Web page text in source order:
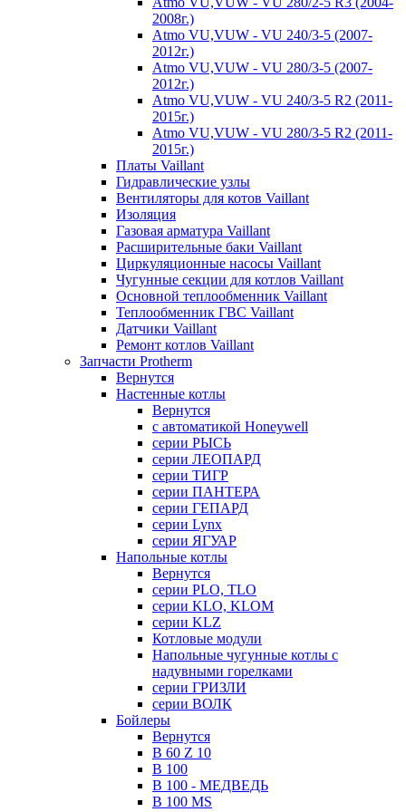
2008г.)
Atmo VU,VUW - VU 240/3-5 (2007-
2012г.)
Atmo VU,VUW - VU 280/3-5 (2007-
2012г.)
Atmo VU,VUW - VU 240/3-5 R2 (2011-
2015г.)
Atmo VU,VUW - VU 280/3-5 R2 (2011-
2015г.)
Платы Vaillant
Гидравлические узлы
Вентиляторы для котов Vaillant
Изоляция
Газовая арматура Vaillant
Расширительные баки Vaillant
Циркуляционные насосы Vaillant
Чугунные секции для котлов Vaillant
Основной теплообменник Vaillant
Теплообменник ГВС Vaillant
Датчики Vaillant
Ремонт котлов Vaillant
Запчасти Protherm
Вернутся
Настенные котлы
Вернутся
с автоматикой Honeywell
серии РЫСЬ
серии ЛЕОПАРД
серии ТИГР
серии ПАНТЕРА
серии ГЕПАРД
серии Lynx
серии ЯГУАР
Напольные котлы
Вернутся
серии PLO, TLO
серии KLO, KLOM
серии KLZ
Котловые модули
Напольные чугунные котлы с
надувными горелками
серии ГРИЗЛИ
серии ВОЛК
Бойлеры
Вернутся
B 60 Z 10
B 100
B 100 - МЕДВЕДЬ
B 100 MS